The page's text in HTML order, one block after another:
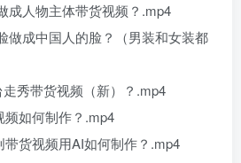
成人物主体带货视频？.mp4
做成中国人的脸？（男装和女装都
秀带货视频（新）？.mp4
频如何制作？.mp4
货视频用AI如何制作？.mp4